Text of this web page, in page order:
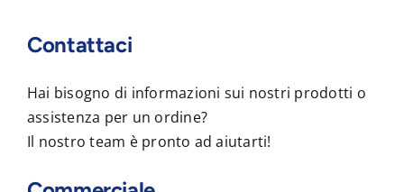
Contattaci
Hai bisogno di informazioni sui nostri prodotti o
assistenza per un ordine?
Il nostro team è pronto ad aiutarti!